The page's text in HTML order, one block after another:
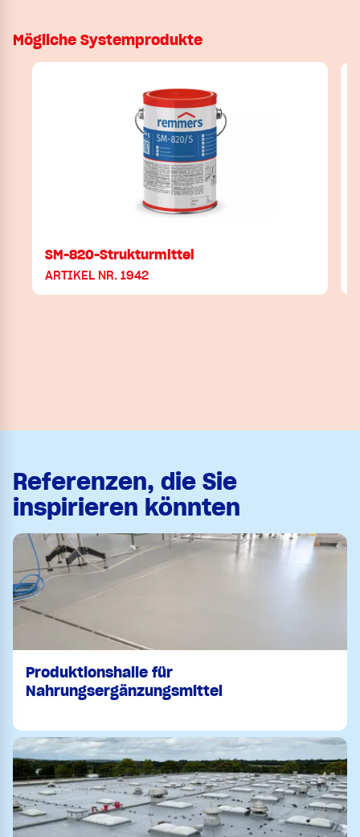
Mögliche Systemprodukte
SM-820-Strukturmittel
ARTIKEL NR. 1942
Referenzen, die Sie
inspirieren könnten
Produktionshalle für
Nahrungsergänzungsmittel